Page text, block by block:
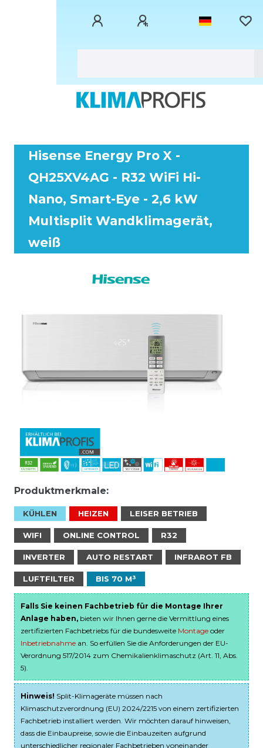
Hisense Energy Pro X -
QH25XV4AG - R32 WiFi Hi-
Nano, Smart-Eye - 2,6 kW
Multisplit Wandklimagerät,
weiß
Produktmerkmale:
KÜHLEN HEIZEN LEISER BETRIEB
WIFI ONLINE CONTROL R32
INVERTER AUTO RESTART INFRAROT FB
LUFTFILTER BIS 70 M³
Falls Sie keinen Fachbetrieb für die Montage Ihrer
Anlage haben, bieten wir Ihnen gerne die Vermittlung eines
zertifizierten Fachbetriebs für die bundesweite Montage oder
Inbetriebnahme an. So erfüllen Sie die Anforderungen der EU-
Verordnung 517/2014 zum Chemikalienklimaschutz (Art. 11, Abs.
5).
Hinweis! Split-Klimageräte müssen nach
Klimaschutzverordnung (EU) 2024/2215 von einem zertifizierten
Fachbetrieb installiert werden. Wir möchten darauf hinweisen,
dass die Einbaupreise, sowie die Einbauzeiten aufgrund
unterschiedlicher regionaler Fachbetrieben voneinander